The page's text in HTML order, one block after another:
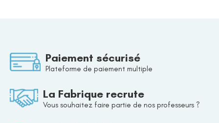
Paiement sécurisé
Plateforme de paiement multiple
La Fabrique recrute
Vous souhaitez faire partie de nos professeurs ?